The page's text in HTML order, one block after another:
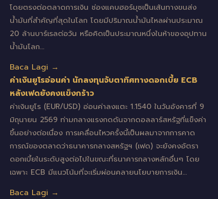
โดยตรงต่อตลาดการเงิน ช่องแคบฮอร์มุซเป็นเส้นทางขนส่ง
น้ำมันที่สำคัญที่สุดในโลก โดยมีปริมาณน้ำมันไหลผ่านประมาณ
20 ล้านบาร์เรลต่อวัน หรือคิดเป็นประมาณหนึ่งในห้าของอุปทาน
น้ำมันโลก…
Baca Lagi →
ค่าเงินยูโรอ่อนค่า นักลงทุนจับตาทิศทางดอกเบี้ย ECB
หลังเฟดยังคงแข็งกร้าว
ค่าเงินยูโร (EUR/USD) อ่อนค่าลงแตะ 1.1540 ในวันอังคารที่ 9
มิถุนายน 2569 ท่ามกลางแรงกดดันจากดอลลาร์สหรัฐที่แข็งค่า
ขึ้นอย่างต่อเนื่อง การเคลื่อนไหวครั้งนี้เป็นผลมาจากการคาด
การณ์ของตลาดว่าธนาคารกลางสหรัฐฯ (เฟด) จะยังคงอัตรา
ดอกเบี้ยในระดับสูงต่อไปในขณะที่ธนาคารกลางหลักอื่นๆ โดย
เฉพาะ ECB มีแนวโน้มที่จะเริ่มผ่อนคลายนโยบายการเงิน…
Baca Lagi →